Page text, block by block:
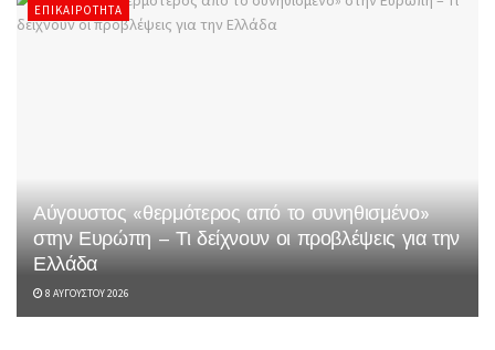
ΕΠΙΚΑΙΡΌΤΗΤΑ
Αύγουστος «θερμότερος από το συνηθισμένο»
στην Ευρώπη – Τι δείχνουν οι προβλέψεις για την
Ελλάδα
8 ΑΥΓΟΎΣΤΟΥ 2026